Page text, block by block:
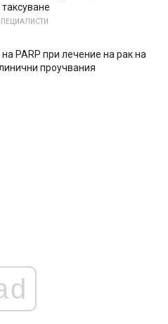
PARP при лечение на рак на
проучвания